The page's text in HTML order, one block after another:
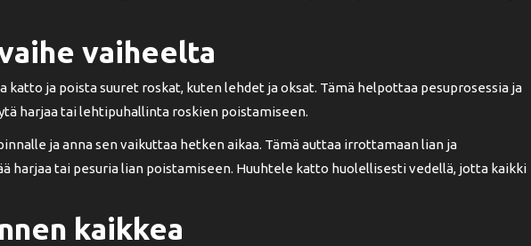
vaiheelta
katto ja poista suuret roskat, kuten lehdet ja oksat. Tämä helpottaa pesuprosessia ja
harjaa tai lehtipuhallinta roskien poistamiseen.
ja anna sen vaikuttaa hetken aikaa. Tämä auttaa irrottamaan lian ja
harjaa tai pesuria lian poistamiseen. Huuhtele katto huolellisesti vedellä, jotta kaikki
kaikkea